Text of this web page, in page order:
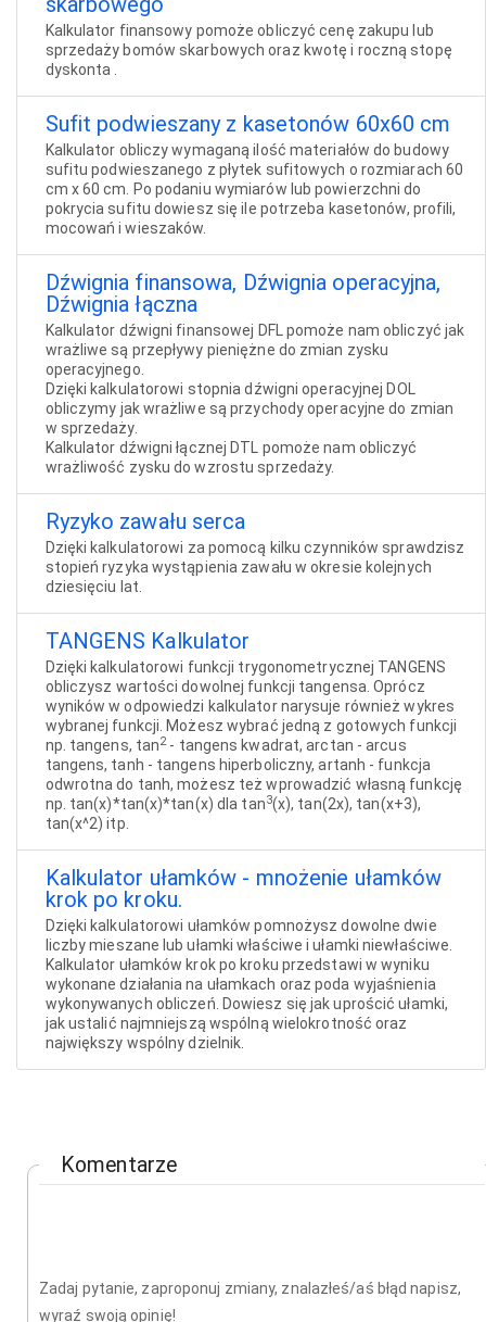
Kalkulator finansowy pomoże obliczyć cenę zakupu lub
sprzedaży bomów skarbowych oraz kwotę i roczną stopę
dyskonta .
Sufit podwieszany z kasetonów 60x60 cm
Kalkulator obliczy wymaganą ilość materiałów do budowy
sufitu podwieszanego z płytek sufitowych o rozmiarach 60
cm x 60 cm. Po podaniu wymiarów lub powierzchni do
pokrycia sufitu dowiesz się ile potrzeba kasetonów, profili,
mocowań i wieszaków.
Dźwignia finansowa, Dźwignia operacyjna,
Dźwignia łączna
Kalkulator dźwigni finansowej DFL pomoże nam obliczyć jak
wrażliwe są przepływy pieniężne do zmian zysku
operacyjnego.
Dzięki kalkulatorowi stopnia dźwigni operacyjnej DOL
obliczymy jak wrażliwe są przychody operacyjne do zmian
w sprzedaży.
Kalkulator dźwigni łącznej DTL pomoże nam obliczyć
wrażliwość zysku do wzrostu sprzedaży.
Ryzyko zawału serca
Dzięki kalkulatorowi za pomocą kilku czynników sprawdzisz
stopień ryzyka wystąpienia zawału w okresie kolejnych
dziesięciu lat.
TANGENS Kalkulator
Dzięki kalkulatorowi funkcji trygonometrycznej TANGENS
obliczysz wartości dowolnej funkcji tangensa. Oprócz
wyników w odpowiedzi kalkulator narysuje również wykres
wybranej funkcji. Możesz wybrać jedną z gotowych funkcji
np. tangens, tan2- tangens kwadrat, arctan - arcus
tangens, tanh - tangens hiperboliczny, artanh - funkcja
odwrotna do tanh, możesz też wprowadzić własną funkcję
np. tan(x)*tan(x)*tan(x) dla tan3(x), tan(2x), tan(x+3),
tan(x^2) itp.
Kalkulator ułamków - mnożenie ułamków
krok po kroku.
Dzięki kalkulatorowi ułamków pomnożysz dowolne dwie
liczby mieszane lub ułamki właściwe i ułamki niewłaściwe.
Kalkulator ułamków krok po kroku przedstawi w wyniku
wykonane działania na ułamkach oraz poda wyjaśnienia
wykonywanych obliczeń. Dowiesz się jak uprościć ułamki,
jak ustalić najmniejszą wspólną wielokrotność oraz
największy wspólny dzielnik.
Komentarze
Zadaj pytanie, zaproponuj zmiany, znalazłeś/aś błąd napisz,
wyraź swoją opinię!